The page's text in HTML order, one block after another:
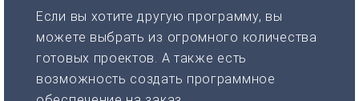
Если вы хотите другую программу, вы
можете выбрать из огромного количества
готовых проектов. А также есть
возможность создать программное